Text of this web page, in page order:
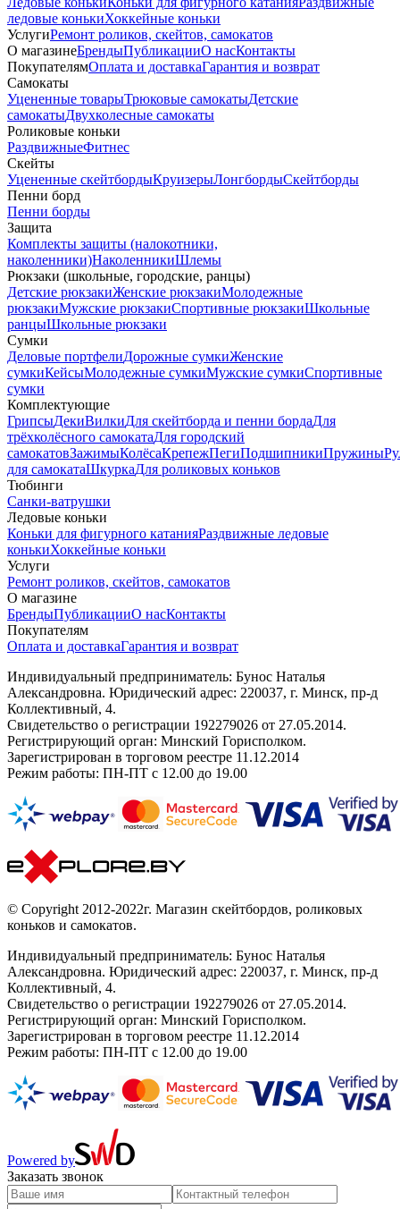
ледовые конькиХоккейные коньки
УслугиРемонт роликов, скейтов, самокатов
О магазинеБрендыПубликацииО насКонтакты
ПокупателямОплата и доставкаГарантия и возврат
Самокаты
Уцененные товарыТрюковые самокатыДетские
самокатыДвухколесные самокаты
Роликовые коньки
РаздвижныеФитнес
Скейты
Уцененные скейтбордыКруизерыЛонгбордыСкейтборды
Пенни борд
Пенни борды
Защита
Комплекты защиты (налокотники,
наколенники)НаколенникиШлемы
Рюкзаки (школьные, городские, ранцы)
Детские рюкзакиЖенские рюкзакиМолодежные
рюкзакиМужские рюкзакиСпортивные рюкзакиШкольные
ранцыШкольные рюкзаки
Сумки
Деловые портфелиДорожные сумкиЖенские
сумкиКейсыМолодежные сумкиМужские сумкиСпортивные
сумки
Комплектующие
ГрипсыДекиВилкиДля скейтборда и пенни бордаДля
трёхколёсного самокатаДля городский
самокатовЗажимыКолёсаКрепежПегиПодшипникиПружины
для самокатаШкуркаДля роликовых коньков
Тюбинги
Санки-ватрушки
Ледовые коньки
Коньки для фигурного катанияРаздвижные ледовые
конькиХоккейные коньки
Услуги
Ремонт роликов, скейтов, самокатов
О магазине
БрендыПубликацииО насКонтакты
Покупателям
Оплата и доставкаГарантия и возврат
Индивидуальный предприниматель: Бунос Наталья
Александровна. Юридический адрес: 220037, г. Минск, пр-д
Коллективный, 4.
Свидетельство о регистрации 192279026 от 27.05.2014.
Регистрирующий орган: Минский Горисполком.
Зарегистрирован в торговом реестре 11.12.2014
Режим работы: ПН-ПТ с 12.00 до 19.00
© Copyright 2012-2022г. Магазин скейтбордов, роликовых
коньков и самокатов.
Индивидуальный предприниматель: Бунос Наталья
Александровна. Юридический адрес: 220037, г. Минск, пр-д
Коллективный, 4.
Свидетельство о регистрации 192279026 от 27.05.2014.
Регистрирующий орган: Минский Горисполком.
Зарегистрирован в торговом реестре 11.12.2014
Режим работы: ПН-ПТ с 12.00 до 19.00
Powered by
Заказать звонок